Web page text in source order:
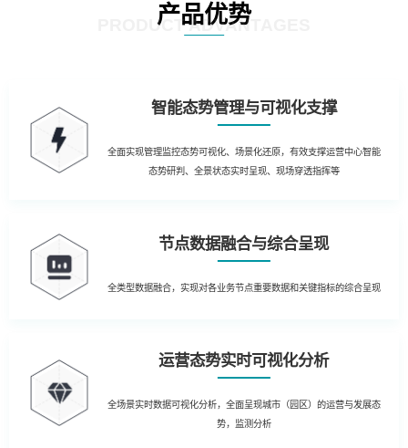
产品优势
PRODUCT ADVANTAGES
智能态势管理与可视化支撑
全面实现管理监控态势可视化、场景化还原，有效支撑运营中心智能
态势研判、全景状态实时呈现、现场穿透指挥等
节点数据融合与综合呈现
全类型数据融合，实现对各业务节点重要数据和关键指标的综合呈现
运营态势实时可视化分析
全场景实时数据可视化分析，全面呈现城市（园区）的运营与发展态
势，监测分析